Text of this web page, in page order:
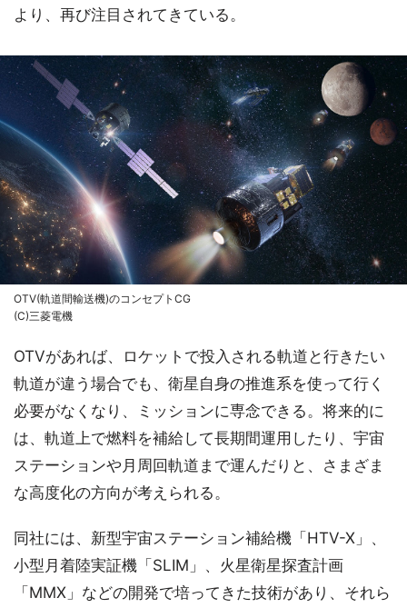
より、再び注目されてきている。
OTV(軌道間輸送機)のコンセプトCG
(C)三菱電機
OTVがあれば、ロケットで投入される軌道と行きたい
軌道が違う場合でも、衛星自身の推進系を使って行く
必要がなくなり、ミッションに専念できる。将来的に
は、軌道上で燃料を補給して長期間運用したり、宇宙
ステーションや月周回軌道まで運んだりと、さまざま
な高度化の方向が考えられる。
同社には、新型宇宙ステーション補給機「HTV-X」、
小型月着陸実証機「SLIM」、火星衛星探査計画
「MMX」などの開発で培ってきた技術があり、それら